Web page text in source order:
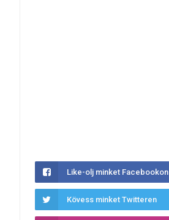
Like-olj minket Facebookon
Kövess minket Twitteren